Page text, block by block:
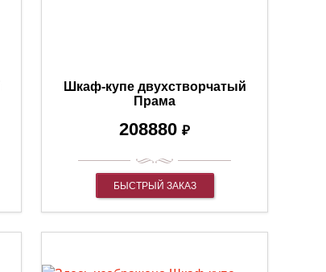
Шкаф-купе двухстворчатый
Прама
208880 ₽
БЫСТРЫЙ ЗАКАЗ